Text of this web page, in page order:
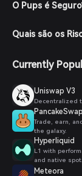
O Pups é
Quais são os
Currently
Uniswap V3
Decentralized
PancakeSwap
Trade, earn,
the galaxy.
Hyperliquid
L1 with
and native spot.
Meteora